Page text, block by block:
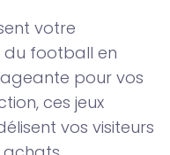
votre
du football en
pour vos
ces jeux
vos visiteurs